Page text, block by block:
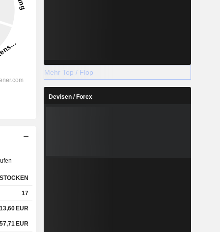
17
EUR
EUR
Mehr Top / Flop
Devisen / Forex